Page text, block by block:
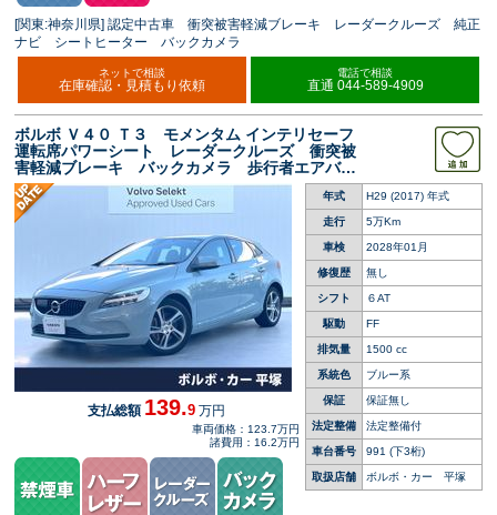
[関東:神奈川県] 認定中古車 衝突被害軽減ブレーキ レーダークルーズ 純正
ナビ シートヒーター バックカメラ
ネットで相談
在庫確認・見積もり依頼
電話で相談
直通 044-589-4909
ボルボ Ｖ４０ Ｔ３ モメンタム インテリセーフ
運転席パワーシート レーダークルーズ 衝突被
害軽減ブレーキ バックカメラ 歩行者エアバッ
ク ＬＥＤトールハンマーヘッドライト 純正ナ
ビ パドルシフト 禁煙車
年式 H29 (2017) 年式
走行 5万Km
車検 2028年01月
修復歴 無し
シフト ６AT
駆動 FF
排気量 1500 cc
系統色 ブルー系
保証 保証無し
法定整備 法定整備付
車台番号 991 (下3桁)
取扱店舗 ボルボ・カー 平塚
支払総額139.9 万円
車両価格：123.7万円
諸費用：16.2万円